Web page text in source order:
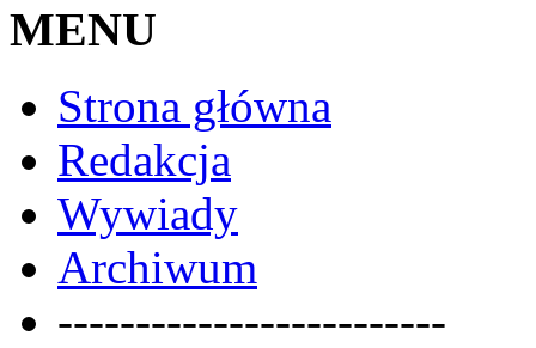
MENU
Strona główna
Redakcja
Wywiady
Archiwum
-------------------------